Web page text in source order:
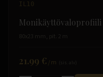
IL10
Monikäyttövaloprofiili
80x23 mm, pit. 2 m
21.99 € /m